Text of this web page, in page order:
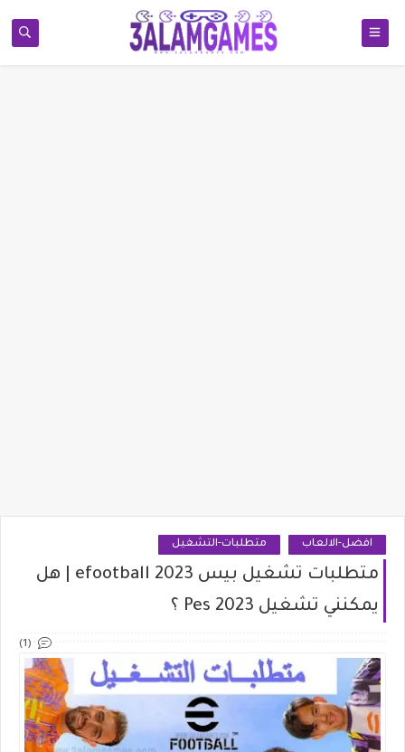
افضل-الالعاب متطلبات-التشغيل
متطلبات تشغيل بيس efootball 2023 | هل
يمكنني تشغيل Pes 2023 ؟
(1)